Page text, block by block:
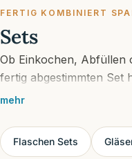
FERTIG KOMBINIERT
Sets
Ob Einkochen, Abfüllen
fertig abgestimmten Set
passenden Verschluss in
mehr
Flaschen Sets